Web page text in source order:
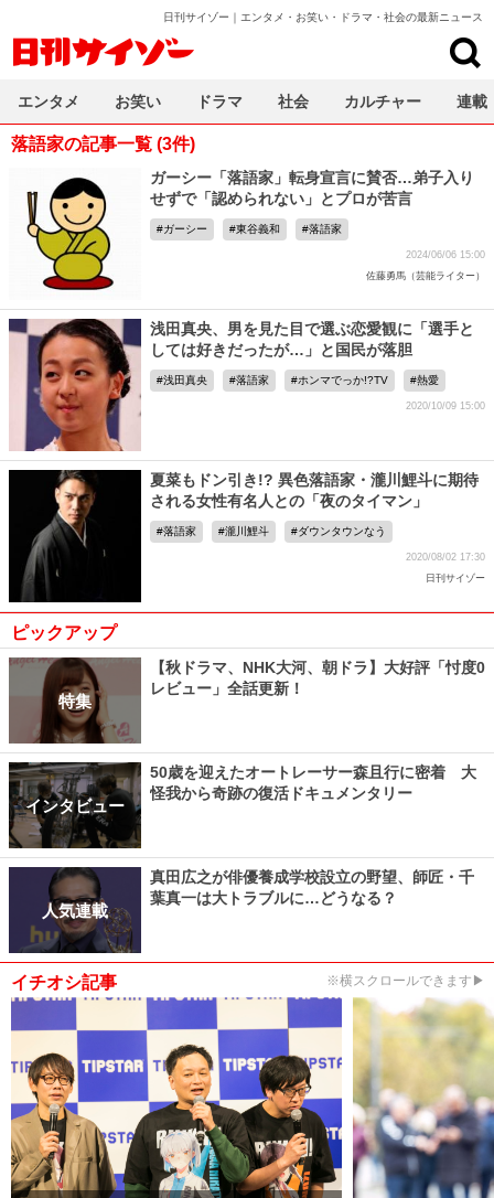
日刊サイゾー｜エンタメ・お笑い・ドラマ・社会の最新ニュース
落語家の記事一覧 (3件)
ガーシー「落語家」転身宣言に賛否…弟子入り
せずで「認められない」とプロが苦言
ガーシー 東谷義和 落語家
2024/06/06 15:00
佐藤勇馬（芸能ライター）
浅田真央、男を見た目で選ぶ恋愛観に「選手と
しては好きだったが…」と国民が落胆
浅田真央 落語家 ホンマでっか!?TV 熱愛
2020/10/09 15:00
夏菜もドン引き!? 異色落語家・瀧川鯉斗に期待
される女性有名人との「夜のタイマン」
落語家 瀧川鯉斗 ダウンタウンなう
2020/08/02 17:30
日刊サイゾー
ピックアップ
特集
【秋ドラマ、NHK大河、朝ドラ】大好評「忖度0
レビュー」全話更新！
インタビュー
50歳を迎えたオートレーサー森且行に密着 大
怪我から奇跡の復活ドキュメンタリー
人気連載
真田広之が俳優養成学校設立の野望、師匠・千
葉真一は大トラブルに…どうなる？
イチオシ記事 ※横スクロールできます▶
エンタメ お笑い ドラマ 社会 カルチャー 連載